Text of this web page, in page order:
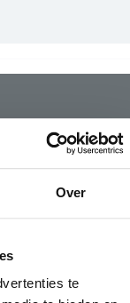
Over
te
te werk bij
bij jouw thuis